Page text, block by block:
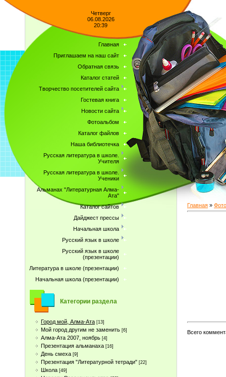
Четверг
06.08.2026
20:39
Главная
Приглашаем на наш сайт
Обратная связь
Каталог статей
Творчество посетителей сайта
Гостевая книга
Новости сайта
Фотоальбом
Каталог файлов
Наша библиотечка
Русская литература в школе.
Учителя
Русская литература в школе.
Ученики
Альманах "Литературная Алма-
Ата"
Каталог сайтов
Дайджест прессы
Начальная школа
Русский язык в школе
Русский язык в школе
(презентации)
Литература в школе (презентации)
Начальная школа (презентации)
Категории раздела
Город мой, Алма-Ата [13]
Мой город другим не заменить [6]
Алма-Ата 2007, ноябрь [4]
Презентация альманаха [16]
День смеха [9]
Презентация "Литературной тетради" [22]
Школа [49]
Главная »
Всего